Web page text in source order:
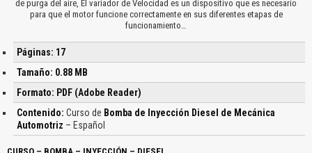
de purga del aire, El variador de Velocidad es un dispositivo que es necesario
para que el motor funcione correctamente en sus diferentes etapas de
funcionamiento…
Páginas: 17
Tamaño: 0.88 MB
Formato: PDF (Adobe Reader)
Contenido: Curso de Bomba de Inyección Diesel de Mecánica
Automotriz – Español